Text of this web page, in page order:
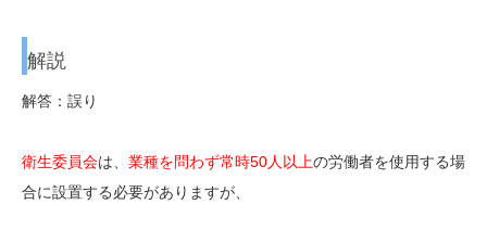
解説
解答：誤り
衛生委員会は、 業種を問わず常時50人以上の労働者を使用する場
合に設置する必要がありますが、